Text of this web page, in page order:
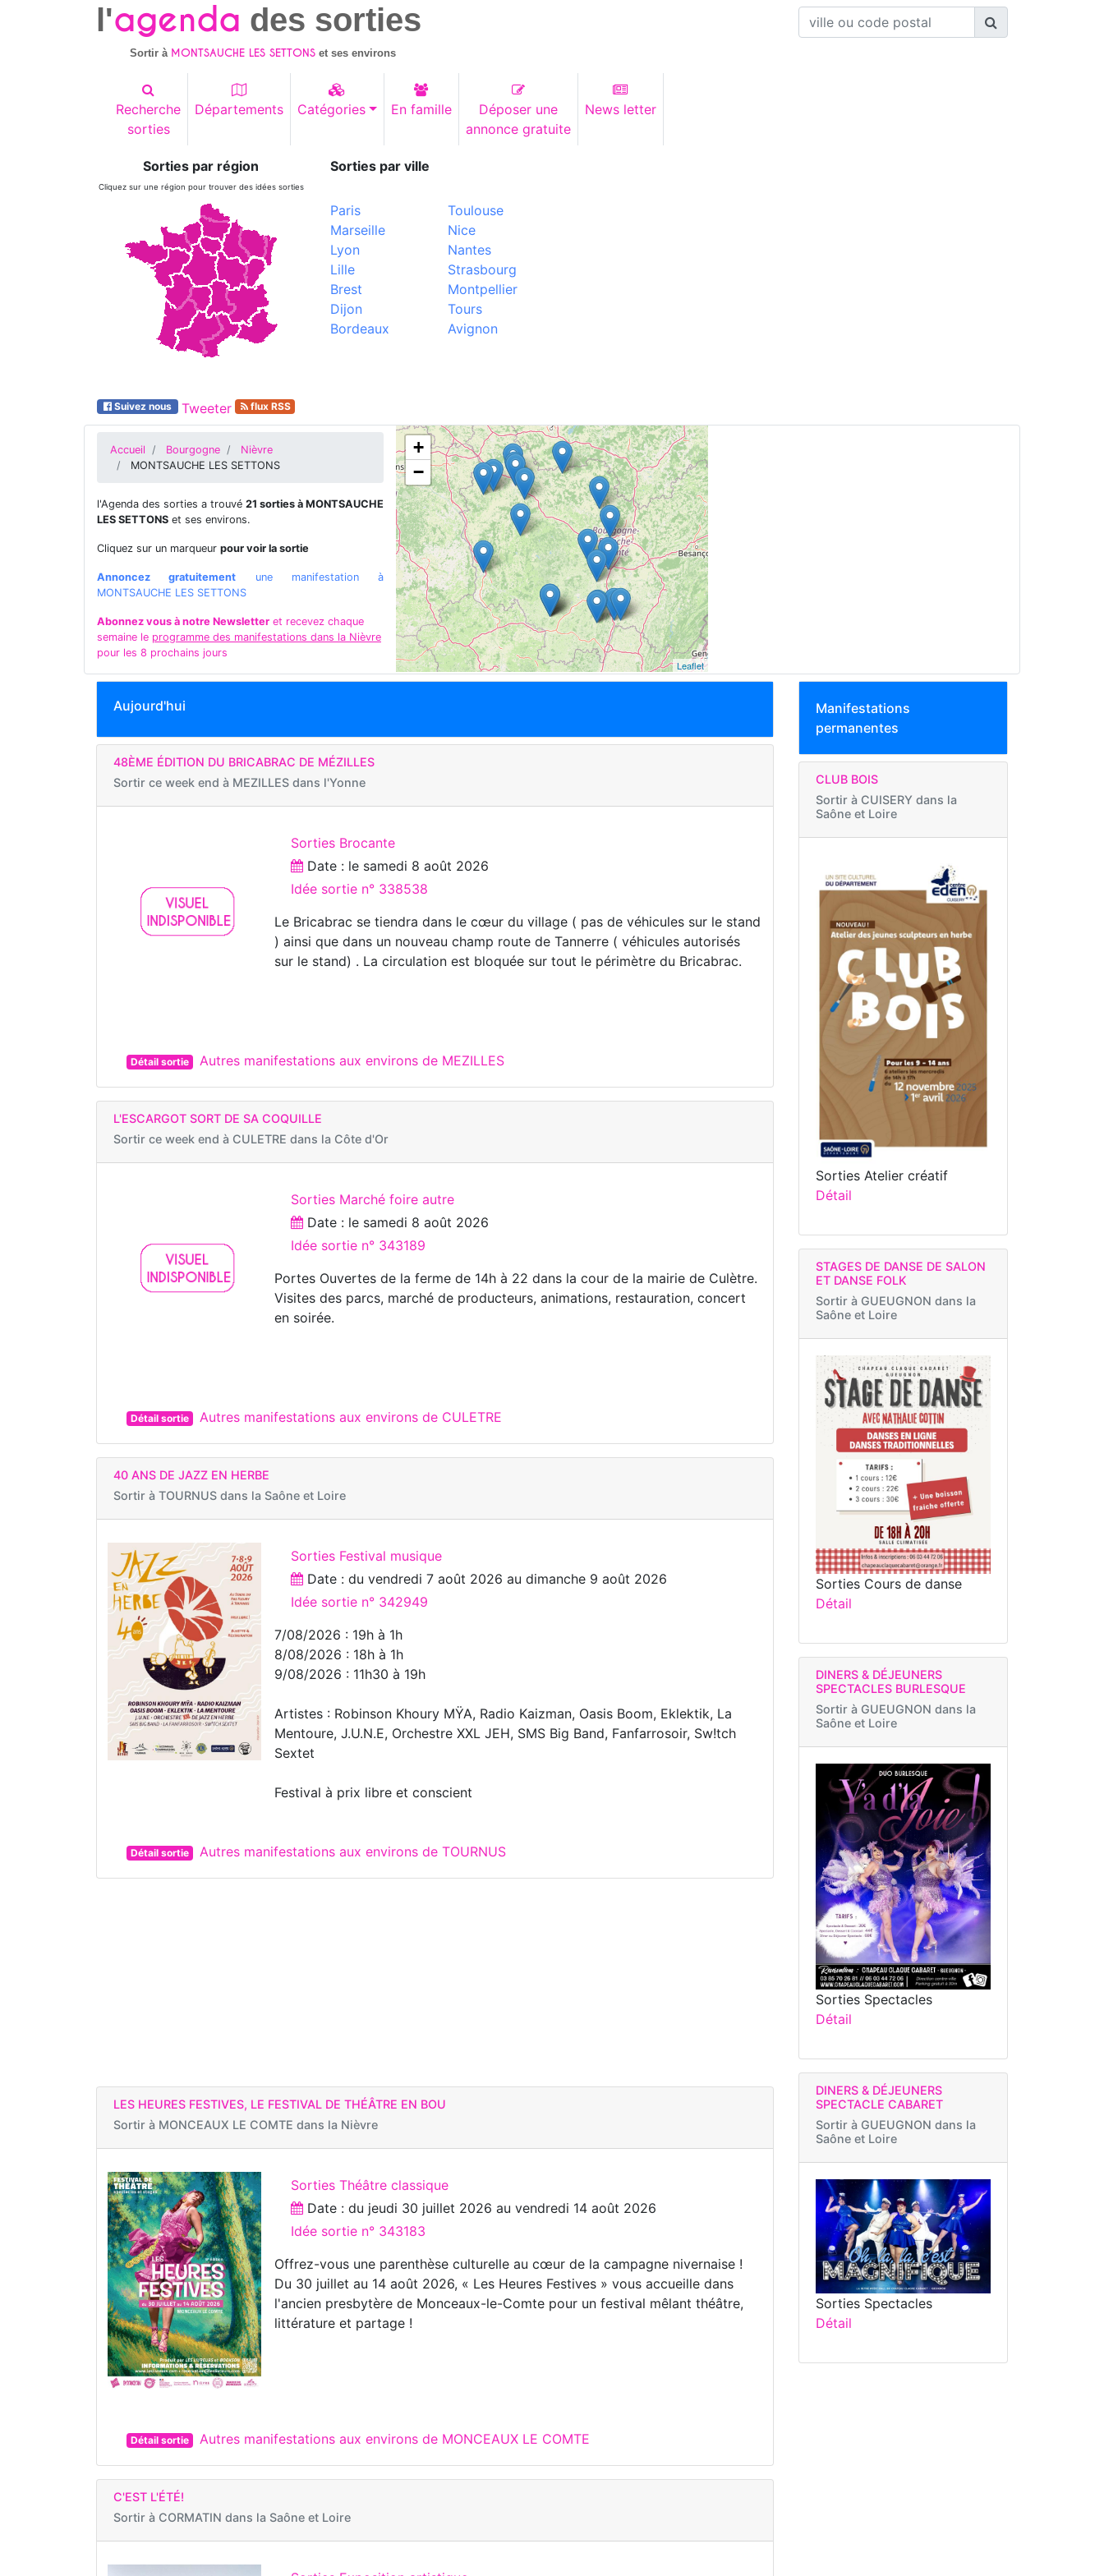
l'agenda des sorties
Sortir à MONTSAUCHE LES SETTONS et ses environs
Recherche
sorties
Départements Catégories En famille
Déposer une
annonce gratuite
News letter
Sorties par région
Cliquez sur une région pour trouver des idées sorties
Sorties par ville
Paris
Marseille
Lyon
Lille
Brest
Dijon
Bordeaux
Toulouse
Nice
Nantes
Strasbourg
Montpellier
Tours
Avignon
Suivez nous Tweeter flux RSS
Accueil Bourgogne
Nièvre
MONTSAUCHE LES SETTONS
l'Agenda des sorties a trouvé 21 sorties à MONTSAUCHE
LES SETTONS et ses environs.
Cliquez sur un marqueur pour voir la sortie
Annoncez gratuitement une manifestation à
MONTSAUCHE LES SETTONS
Abonnez vous à notre Newsletter et recevez chaque
semaine le programme des manifestations dans la Nièvre
pour les 8 prochains jours
+
−
Leaflet
Aujourd'hui
48ÈME ÉDITION DU BRICABRAC DE MÉZILLES
Sortir ce week end à MEZILLES dans l'Yonne
Sorties Brocante
Date : le samedi 8 août 2026
Idée sortie n° 338538
Le Bricabrac se tiendra dans le cœur du village ( pas de véhicules sur le stand
) ainsi que dans un nouveau champ route de Tannerre ( véhicules autorisés
sur le stand) . La circulation est bloquée sur tout le périmètre du Bricabrac.
Détail sortie Autres manifestations aux environs de MEZILLES
L'ESCARGOT SORT DE SA COQUILLE
Sortir ce week end à CULETRE dans la Côte d'Or
Sorties Marché foire autre
Date : le samedi 8 août 2026
Idée sortie n° 343189
Portes Ouvertes de la ferme de 14h à 22 dans la cour de la mairie de Culètre.
Visites des parcs, marché de producteurs, animations, restauration, concert
en soirée.
Détail sortie Autres manifestations aux environs de CULETRE
40 ANS DE JAZZ EN HERBE
Sortir à TOURNUS dans la Saône et Loire
Sorties Festival musique
Date : duvendredi 7 août 2026 audimanche 9 août 2026
Idée sortie n° 342949
7/08/2026 : 19h à 1h
8/08/2026 : 18h à 1h
9/08/2026 : 11h30 à 19h
Artistes : Robinson Khoury MŸA, Radio Kaizman, Oasis Boom, Eklektik, La
Mentoure, J.U.N.E, Orchestre XXL JEH, SMS Big Band, Fanfarrosoir, Sw!tch
Sextet
Festival à prix libre et conscient
Détail sortie Autres manifestations aux environs de TOURNUS
LES HEURES FESTIVES, LE FESTIVAL DE THÉÂTRE EN BOU
Sortir à MONCEAUX LE COMTE dans la Nièvre
Sorties Théâtre classique
Date : du jeudi 30 juillet 2026 auvendredi 14 août 2026
Idée sortie n° 343183
Offrez-vous une parenthèse culturelle au cœur de la campagne nivernaise !
Du 30 juillet au 14 août 2026, « Les Heures Festives » vous accueille dans
l'ancien presbytère de Monceaux-le-Comte pour un festival mêlant théâtre,
littérature et partage !
Détail sortie Autres manifestations aux environs de MONCEAUX LE COMTE
C'EST L'ÉTÉ!
Sortir à CORMATIN dans la Saône et Loire
Manifestations
permanentes
CLUB BOIS
Sortir à CUISERY dans la
Saône et Loire
Sorties Atelier créatif
Détail
STAGES DE DANSE DE SALON
ET DANSE FOLK
Sortir à GUEUGNON dans la
Saône et Loire
Sorties Cours de danse
Détail
DINERS & DÉJEUNERS
SPECTACLES BURLESQUE
Sortir à GUEUGNON dans la
Saône et Loire
Sorties Spectacles
Détail
DINERS & DÉJEUNERS
SPECTACLE CABARET
Sortir à GUEUGNON dans la
Saône et Loire
Sorties Spectacles
Détail